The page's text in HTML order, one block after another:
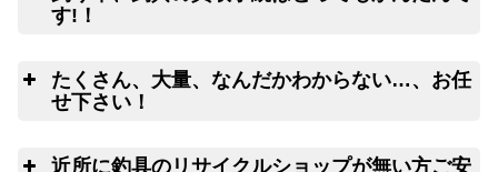
す!！
りクロネコヤマトの集荷申込み
釣竿を入れる無料梱包キットのお取寄サ
ービス
たくさん、大量、なんだかわからない…、お任
せ下さい！
近所に釣具のリサイクルショップが無い方ご安